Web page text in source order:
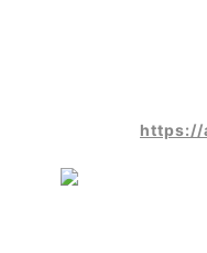
https://